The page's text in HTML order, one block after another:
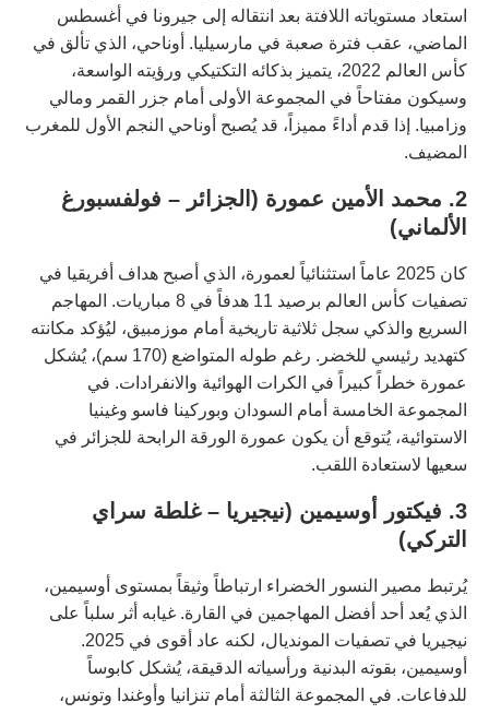
استعاد مستوياته اللافتة بعد انتقاله إلى جيرونا في أغسطس
الماضي، عقب فترة صعبة في مارسيليا. أوناحي، الذي تألق في
كأس العالم 2022، يتميز بذكائه التكتيكي ورؤيته الواسعة،
وسيكون مفتاحاً في المجموعة الأولى أمام جزر القمر ومالي
وزامبيا. إذا قدم أداءً مميزاً، قد يُصبح أوناحي النجم الأول للمغرب
المضيف.
2. محمد الأمين عمورة (الجزائر – فولفسبورغ
الألماني)
كان 2025 عاماً استثنائياً لعمورة، الذي أصبح هداف أفريقيا في
تصفيات كأس العالم برصيد 11 هدفاً في 8 مباريات. المهاجم
السريع والذكي سجل ثلاثية تاريخية أمام موزمبيق، ليُؤكد مكانته
كتهديد رئيسي للخضر. رغم طوله المتواضع (170 سم)، يُشكل
عمورة خطراً كبيراً في الكرات الهوائية والانفرادات. في
المجموعة الخامسة أمام السودان وبوركينا فاسو وغينيا
الاستوائية، يُتوقع أن يكون عمورة الورقة الرابحة للجزائر في
سعيها لاستعادة اللقب.
3. فيكتور أوسيمين (نيجيريا – غلطة سراي
التركي)
يُرتبط مصير النسور الخضراء ارتباطاً وثيقاً بمستوى أوسيمين،
الذي يُعد أحد أفضل المهاجمين في القارة. غيابه أثر سلباً على
نيجيريا في تصفيات المونديال، لكنه عاد أقوى في 2025.
أوسيمين، بقوته البدنية ورأسياته الدقيقة، يُشكل كابوساً
للدفاعات. في المجموعة الثالثة أمام تنزانيا وأوغندا وتونس،